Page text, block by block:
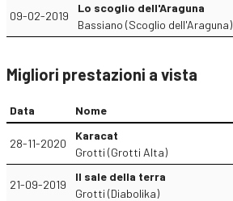
09-02-2019
Lo scoglio dell'Araguna
Bassiano (Scoglio dell'Araguna)
Migliori prestazioni a vista
Data Nome
28-11-2020
Karacat
Grotti (Grotti Alta)
21-09-2019
Il sale della terra
Grotti (Diabolika)